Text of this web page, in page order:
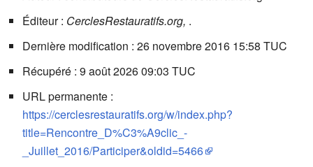
Éditeur : CerclesRestauratifs.org, .
Dernière modification : 26 novembre 2016 15:58 TUC
Récupéré : 9 août 2026 09:03 TUC
URL permanente :
https://cerclesrestauratifs.org/w/index.php?
title=Rencontre_D%C3%A9clic_-
_Juillet_2016/Participer&oldid=5466